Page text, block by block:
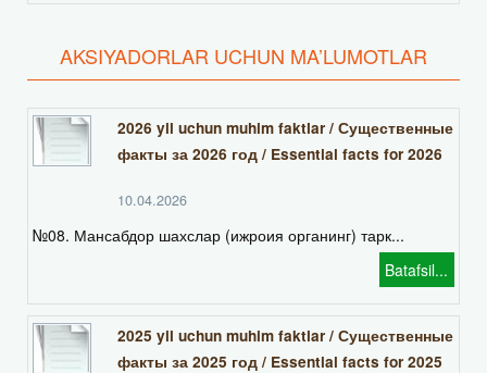
AKSIYADORLAR UCHUN MA’LUMOTLAR
2026 yil uchun muhim faktlar / Существенные
факты за 2026 год / Essential facts for 2026
10.04.2026
№08. Мансабдор шахслар (ижроия органинг) тарк...
Batafsil...
2025 yil uchun muhim faktlar / Существенные
факты за 2025 год / Essential facts for 2025